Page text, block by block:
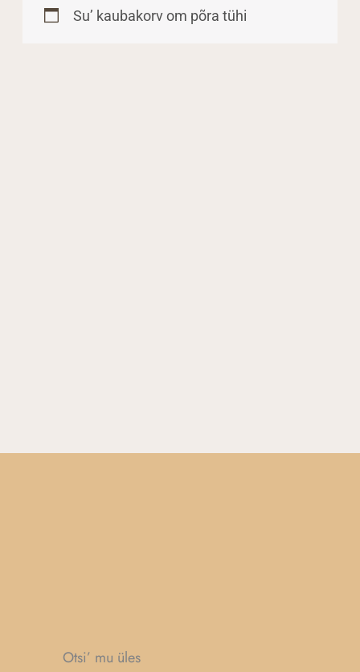
Su’ kaubakorv om põra tühi
Otsi’ mu üles